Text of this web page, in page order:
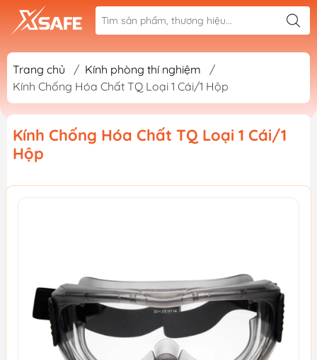
Trang chủ / Kính phòng thí nghiệm
/
Kính Chống Hóa Chất TQ Loại 1 Cái/1 Hộp
Kính Chống Hóa Chất TQ Loại 1 Cái/1
Hộp